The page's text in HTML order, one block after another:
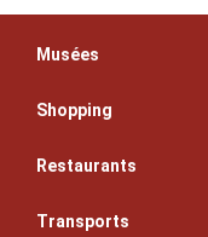
Musées
Shopping
Restaurants
Transports